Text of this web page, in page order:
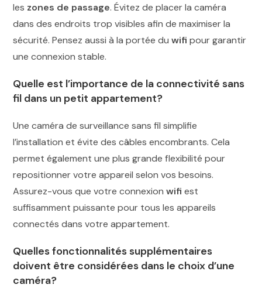
les zones de passage. Évitez de placer la caméra
dans des endroits trop visibles afin de maximiser la
sécurité. Pensez aussi à la portée duwifi pour garantir
une connexion stable.
Quelle est l’importance de la connectivité sans
fil dans un petit appartement?
Une caméra de surveillance sans fil simplifie
l’installation et évite des câbles encombrants. Cela
permet également une plus grande flexibilité pour
repositionner votre appareil selon vos besoins.
Assurez-vous que votre connexionwifi est
suffisamment puissante pour tous les appareils
connectés dans votre appartement.
Quelles fonctionnalités supplémentaires
doivent être considérées dans le choix d’une
caméra?